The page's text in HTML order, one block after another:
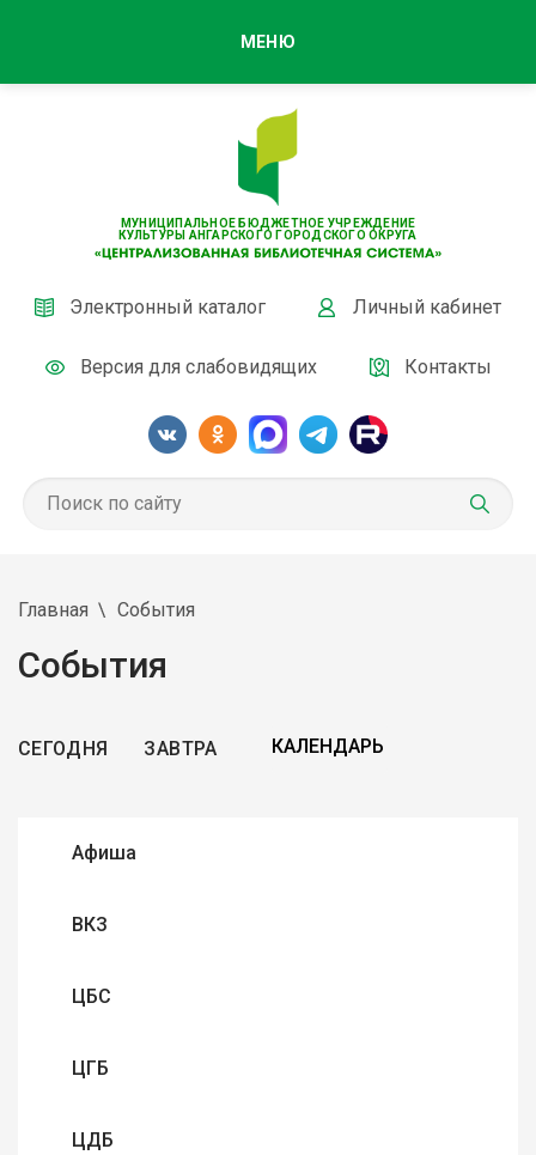
МУНИЦИПАЛЬНОЕ БЮДЖЕТНОЕ УЧРЕЖДЕНИЕ
КУЛЬТУРЫ АНГАРСКОГО ГОРОДСКОГО ОКРУГА
Электронный каталог Личный кабинет
Версия для слабовидящих Контакты
МЕНЮ
Главная События
События
СЕГОДНЯ ЗАВТРА
Афиша
ВКЗ
ЦБС
ЦГБ
ЦДБ